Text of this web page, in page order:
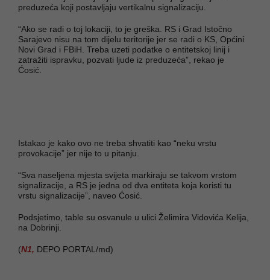
preduzeća koji postavljaju vertikalnu signalizaciju.
“Ako se radi o toj lokaciji, to je greška. RS i Grad Istočno
Sarajevo nisu na tom dijelu teritorije jer se radi o KS, Općini
Novi Grad i FBiH. Treba uzeti podatke o entitetskoj linij i
zatražiti ispravku, pozvati ljude iz preduzeća”, rekao je
Ćosić.
Istakao je kako ovo ne treba shvatiti kao “neku vrstu
provokacije” jer nije to u pitanju.
“Sva naseljena mjesta svijeta markiraju se takvom vrstom
signalizacije, a RS je jedna od dva entiteta koja koristi tu
vrstu signalizacije”, naveo Ćosić.
Podsjetimo, table su osvanule u ulici Želimira Vidovića Kelija,
na Dobrinji.
(N1, DEPO PORTAL/md)